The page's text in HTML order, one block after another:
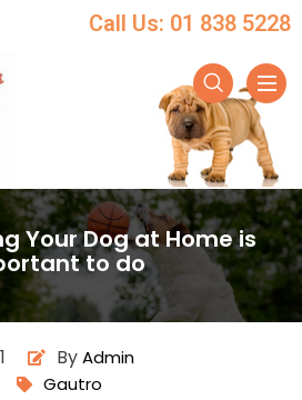
Call Us: 01 838 5228
Your Dog at Home is
to do
ByAdmin
Gautro